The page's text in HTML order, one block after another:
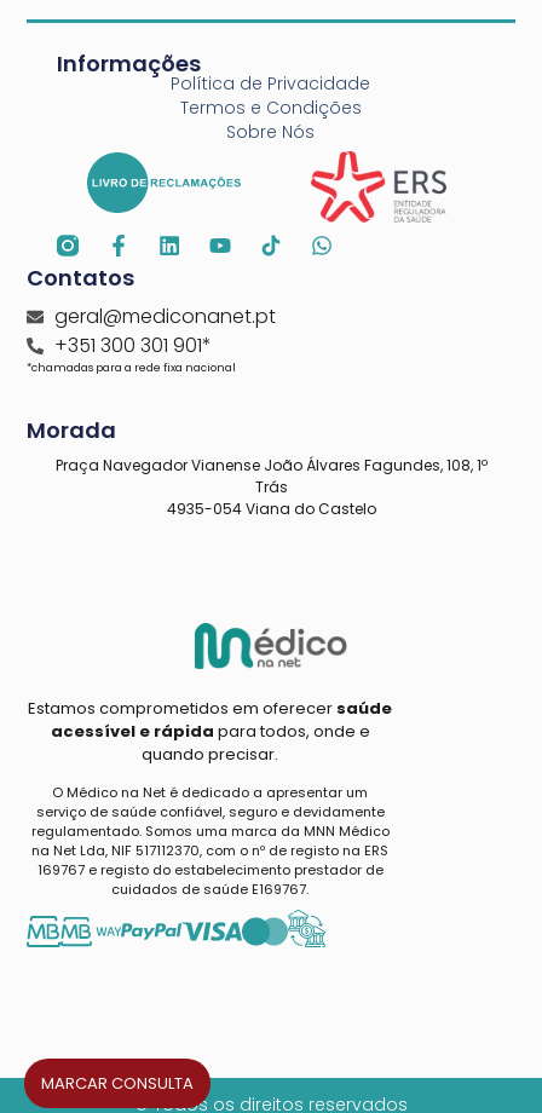
Estamos comprometidos em oferecer saúde
acessível e rápida para todos, onde e
quando precisar.
O Médico na Net é dedicado a apresentar um
serviço de saúde confiável, seguro e devidamente
regulamentado. Somos uma marca da MNN Médico
na Net Lda, NIF 517112370, com o nº de registo na ERS
169767 e registo do estabelecimento prestador de
cuidados de saúde E169767.
Informações
Política de Privacidade
Termos e Condições
Sobre Nós
Contatos
geral@mediconanet.pt
+351 300 301 901*
*chamadas para a rede fixa nacional
Morada
Praça Navegador Vianense João Álvares Fagundes, 108, 1º
Trás
4935-054 Viana do Castelo
MARCAR CONSULTA
© Todos os direitos reservados